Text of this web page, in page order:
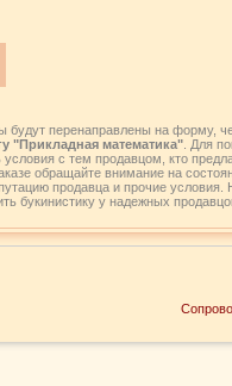
будут перенаправлены на форму,
"Прикладная математика" . Для
условия с тем продавцом, кто
обращайте внимание на
продавца и прочие условия.
букинистику у надежных